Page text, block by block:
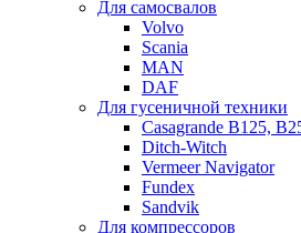
Для самосвалов
Volvo
Scania
MAN
DAF
Для гусеничной техники
Casagrande B125,
Ditch-Witch
Vermeer Navigator
Fundex
Sandvik
Для компрессоров